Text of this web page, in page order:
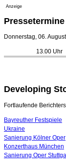
Festspiele
17. Juli
16. Juli 2026
Quatuor
04. August
Anzeige
Pressetermine
Donnerstag, 06.
13.00 Uhr
Developing
Fortlaufende
Bayreuther Festspiele
Ukraine
Sanierung Kölner Oper
Konzerthaus München
Sanierung Oper